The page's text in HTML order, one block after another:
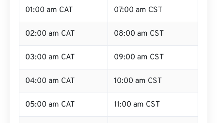
01:00 am CAT 07:00 am CST
02:00 am CAT 08:00 am CST
03:00 am CAT 09:00 am CST
04:00 am CAT 10:00 am CST
05:00 am CAT 11:00 am CST